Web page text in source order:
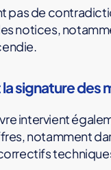
pas de
notices,
la signature des
intervient
notamment